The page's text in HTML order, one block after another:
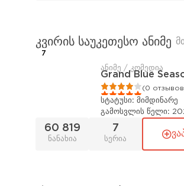
კვირის საუკეთესო ანიმე
7
ანიმე / კომედია
Grand Blue
(0
სტატუსი: მიმდინარე
გამოსვლის წელი:
60 819
ნანახია
7
სერია